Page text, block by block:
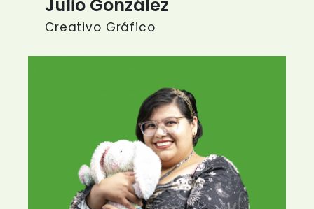
Julio González
Creativo Gráfico